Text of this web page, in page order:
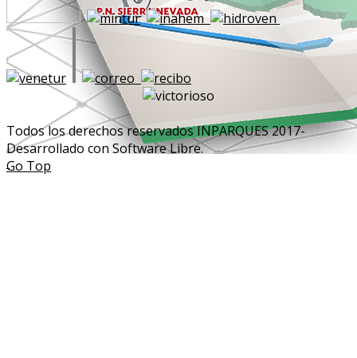
Todos los derechos reservados INPARQUES 2017-
Desarrollado con Software Libre.
Go Top